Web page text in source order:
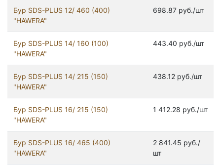
Бур SDS-PLUS 12/ 460 (400)
"HAWERA"
698.87 руб./шт
Бур SDS-PLUS 14/ 160 (100)
"HAWERA"
443.40 руб./шт
Бур SDS-PLUS 14/ 215 (150)
"HAWERA"
438.12 руб./шт
Бур SDS-PLUS 16/ 215 (150)
"HAWERA"
1 412.28 руб./шт
Бур SDS-PLUS 16/ 465 (400)
"HAWERA"
2 841.45 руб./
шт